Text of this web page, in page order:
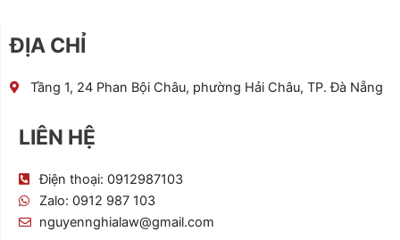
ĐỊA CHỈ
Tầng 1, 24 Phan Bội Châu, phường Hải Châu, TP. Đà Nẵng
LIÊN HỆ
Điện thoại: 0912987103
Zalo: 0912 987 103
nguyennghialaw@gmail.com